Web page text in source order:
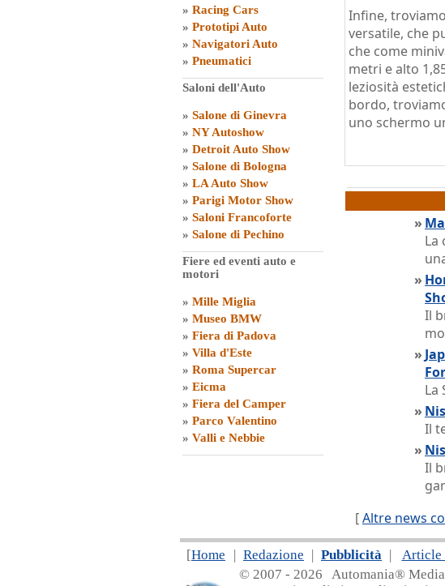
» Racing Cars
» Prototipi Auto
» Navigatori Auto
» Pneumatici
Saloni dell'Auto
» Salone di Ginevra
» NY Autoshow
» Detroit Auto Show
» Salone di Bologna
» LA Auto Show
» Parigi Motor Show
» Saloni Francoforte
» Salone di Pechino
Fiere ed eventi auto e
motori
» Mille Miglia
» Museo BMW
» Fiera di Padova
» Villa d'Este
» Roma Supercar
» Eicma
» Fiera del Camper
» Parco Valentino
» Valli e Nebbie
Infine,
versatile, che
che come
metri e alto
leziosità
bordo,
uno schermo
»
La
»
Il
»
La
»
Il
»
Il
[Altre news
[Home | Redazione | Pubblicità | Article
© 2007 - 2026 Automania®